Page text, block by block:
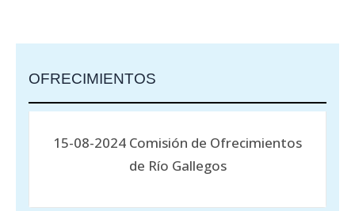
OFRECIMIENTOS
15-08-2024 Comisión de Ofrecimientos
de Río Gallegos